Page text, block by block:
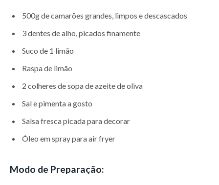
500g de camarões grandes, limpos e descascados
3 dentes de alho, picados finamente
Suco de 1 limão
Raspa de limão
2 colheres de sopa de azeite de oliva
Sal e pimenta a gosto
Salsa fresca picada para decorar
Óleo em spray para air fryer
Modo de Preparação: